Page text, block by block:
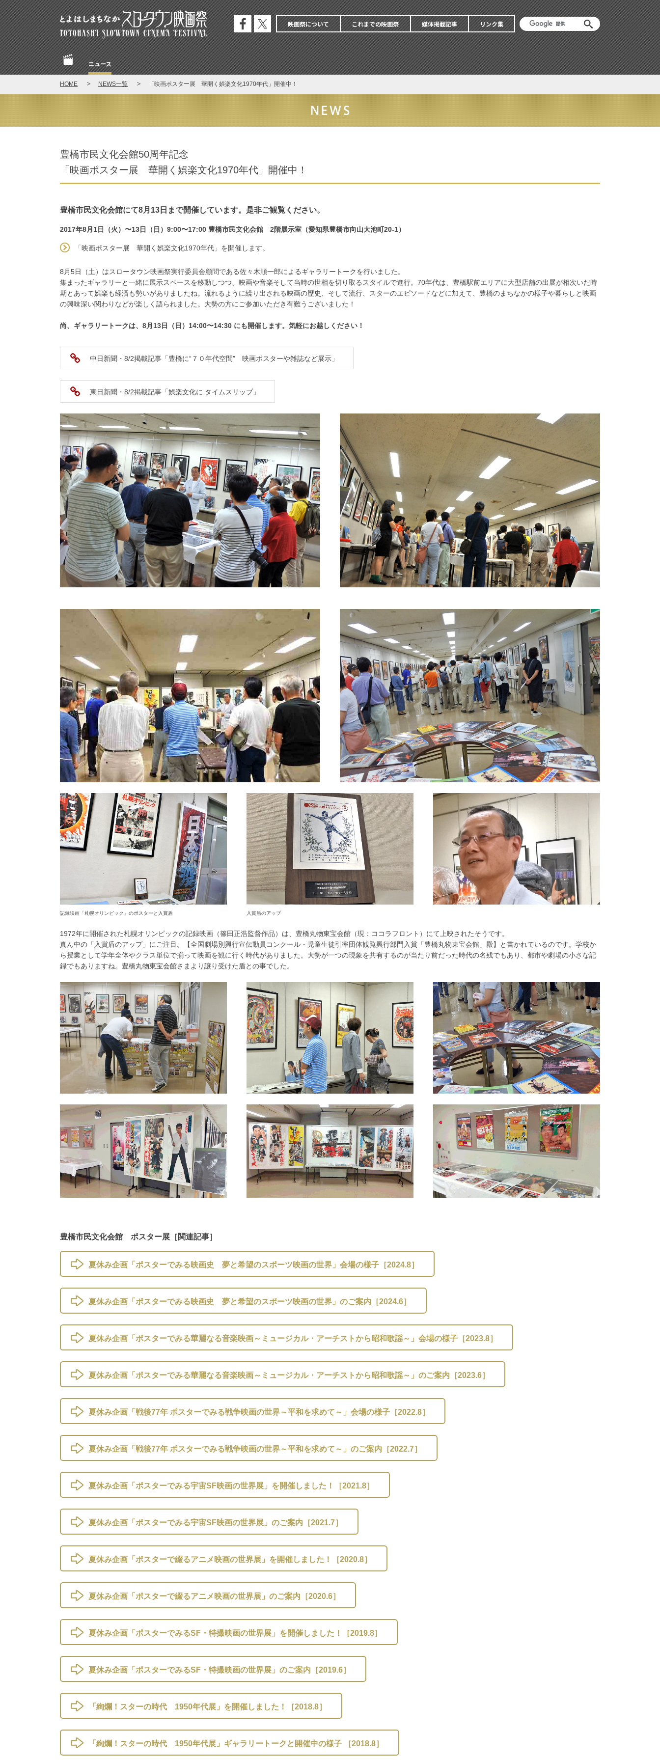
とよはしまちなかスロータウン映画祭
公式
フェ
イス
ブッ
ク
公式
エッ
クス
ニュース
映画祭について これまでの映画祭 媒体掲載記事 リンク集
HOME NEWS一覧 「映画ポスター展 華開く娯楽文化1970年代」開催中！
豊橋市民文化会館50周年記念
「映画ポスター展 華開く娯楽文化1970年代」開催中！
豊橋市民文化会館にて8月13日まで開催しています。是非ご観覧ください。
2017年8月1日（火）〜13日（日）9:00〜17:00 豊橋市民文化会館 2階展示室（愛知県豊橋市向山大池町20-1）
「映画ポスター展 華開く娯楽文化1970年代」を開催します。
8月5日（土）はスロータウン映画祭実行委員会顧問である佐々木順一郎によるギャラリートークを行いました。
集まったギャラリーと一緒に展示スペースを移動しつつ、映画や音楽そして当時の世相を切り取るスタイルで進行。70年代は、豊橋駅前エリアに大型店舗の出展が相次いだ時
期とあって娯楽も経済も勢いがありましたね。流れるように繰り出される映画の歴史、そして流行、スターのエピソードなどに加えて、豊橋のまちなかの様子や暮らしと映画
の興味深い関わりなどが楽しく語られました。大勢の方にご参加いただき有難うございました！
尚、ギャラリートークは、8月13日（日）14:00〜14:30 にも開催します。気軽にお越しください！
中日新聞・8/2掲載記事「豊橋に“７０年代空間” 映画ポスターや雑誌など展示」
東日新聞・8/2掲載記事「娯楽文化に タイムスリップ」
記録映画「札幌オリンピック」のポスターと入賞盾 入賞盾のアップ
1972年に開催された札幌オリンピックの記録映画（篠田正浩監督作品）は、豊橋丸物東宝会館（現：ココラフロント）にて上映されたそうです。
真ん中の「入賞盾のアップ」にご注目。【全国劇場別興行宣伝動員コンクール・児童生徒引率団体観覧興行部門入賞「豊橋丸物東宝会館」殿】と書かれているのです。学校か
ら授業として学年全体やクラス単位で揃って映画を観に行く時代がありました。大勢が一つの現象を共有するのが当たり前だった時代の名残でもあり、都市や劇場の小さな記
録でもありますね。豊橋丸物東宝会館さまより譲り受けた盾との事でした。
豊橋市民文化会館 ポスター展［関連記事］
夏休み企画「ポスターでみる映画史 夢と希望のスポーツ映画の世界」会場の様子［2024.8］
夏休み企画「ポスターでみる映画史 夢と希望のスポーツ映画の世界」のご案内［2024.6］
夏休み企画「ポスターでみる華麗なる音楽映画～ミュージカル・アーチストから昭和歌謡～」会場の様子［2023.8］
夏休み企画「ポスターでみる華麗なる音楽映画～ミュージカル・アーチストから昭和歌謡～」のご案内［2023.6］
夏休み企画「戦後77年 ポスターでみる戦争映画の世界～平和を求めて～」会場の様子［2022.8］
夏休み企画「戦後77年 ポスターでみる戦争映画の世界～平和を求めて～」のご案内［2022.7］
夏休み企画「ポスターでみる宇宙SF映画の世界展」を開催しました！［2021.8］
夏休み企画「ポスターでみる宇宙SF映画の世界展」のご案内［2021.7］
夏休み企画「ポスターで綴るアニメ映画の世界展」を開催しました！［2020.8］
夏休み企画「ポスターで綴るアニメ映画の世界展」のご案内［2020.6］
夏休み企画「ポスターでみるSF・特撮映画の世界展」を開催しました！［2019.8］
夏休み企画「ポスターでみるSF・特撮映画の世界展」のご案内［2019.6］
「絢爛！スターの時代 1950年代展」を開催しました！［2018.8］
「絢爛！スターの時代 1950年代展」ギャラリートークと開催中の様子 ［2018.8］